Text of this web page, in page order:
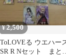
¥2,500
ToLOVEる ウエハー
SR R Nセット まと